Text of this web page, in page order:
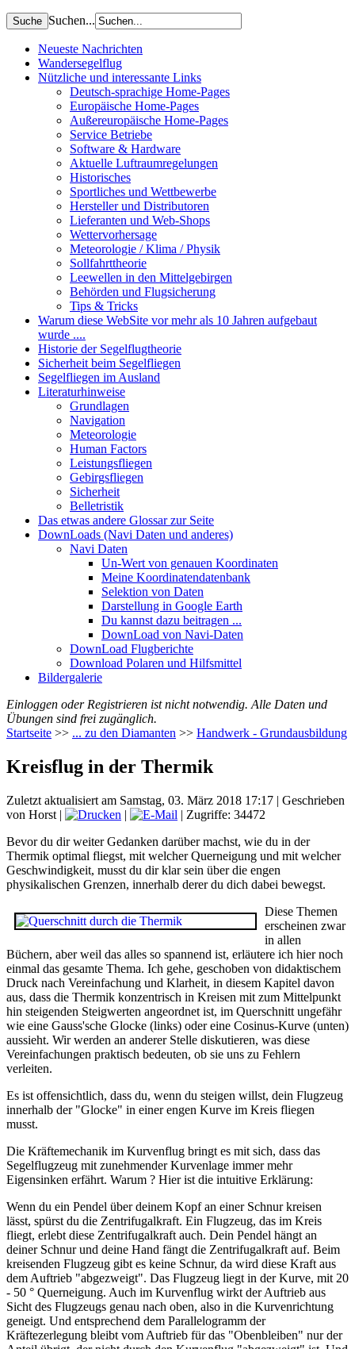
Suchen...
Neueste Nachrichten
Wandersegelflug
Nützliche und interessante Links
Deutsch-sprachige Home-Pages
Europäische Home-Pages
Außereuropäische Home-Pages
Service Betriebe
Software & Hardware
Aktuelle Luftraumregelungen
Historisches
Sportliches und Wettbewerbe
Hersteller und Distributoren
Lieferanten und Web-Shops
Wettervorhersage
Meteorologie / Klima / Physik
Sollfahrttheorie
Leewellen in den Mittelgebirgen
Behörden und Flugsicherung
Tips & Tricks
Warum diese WebSite vor mehr als 10 Jahren aufgebaut
wurde ....
Historie der Segelflugtheorie
Sicherheit beim Segelfliegen
Segelfliegen im Ausland
Literaturhinweise
Grundlagen
Navigation
Meteorologie
Human Factors
Leistungsfliegen
Gebirgsfliegen
Sicherheit
Belletristik
Das etwas andere Glossar zur Seite
DownLoads (Navi Daten und anderes)
Navi Daten
Un-Wert von genauen Koordinaten
Meine Koordinatendatenbank
Selektion von Daten
Darstellung in Google Earth
Du kannst dazu beitragen ...
DownLoad von Navi-Daten
DownLoad Flugberichte
Download Polaren und Hilfsmittel
Bildergalerie
Einloggen oder Registrieren ist nicht notwendig. Alle Daten und
Übungen sind frei zugänglich.
Startseite >> ... zu den Diamanten >> Handwerk - Grundausbildung
Kreisflug in der Thermik
Zuletzt aktualisiert am Samstag, 03. März 2018 17:17 | Geschrieben
von Horst | |
| Zugriffe: 34472
Bevor du dir weiter Gedanken darüber machst, wie du in der
Thermik optimal fliegst, mit welcher Querneigung und mit welcher
Geschwindigkeit, musst du dir klar sein über die engen
physikalischen Grenzen, innerhalb derer du dich dabei bewegst.
Diese Themen
erscheinen zwar
in allen
Büchern, aber weil das alles so spannend ist, erläutere ich hier noch
einmal das gesamte Thema. Ich gehe, geschoben von didaktischem
Druck nach Vereinfachung und Klarheit, in diesem Kapitel davon
aus, dass die Thermik konzentrisch in Kreisen mit zum Mittelpunkt
hin steigenden Steigwerten angeordnet ist, im Querschnitt ungefähr
wie eine Gauss'sche Glocke (links) oder eine Cosinus-Kurve (unten)
aussieht. Wir werden an anderer Stelle diskutieren, was diese
Vereinfachungen praktisch bedeuten, ob sie uns zu Fehlern
verleiten.
Es ist offensichtlich, dass du, wenn du steigen willst, dein Flugzeug
innerhalb der "Glocke" in einer engen Kurve im Kreis fliegen
musst.
Die Kräftemechanik im Kurvenflug bringt es mit sich, dass das
Segelflugzeug mit zunehmender Kurvenlage immer mehr
Eigensinken erfährt. Warum ? Hier ist die intuitive Erklärung:
Wenn du ein Pendel über deinem Kopf an einer Schnur kreisen
lässt, spürst du die Zentrifugalkraft. Ein Flugzeug, das im Kreis
fliegt, erlebt diese Zentrifugalkraft auch. Dein Pendel hängt an
deiner Schnur und deine Hand fängt die Zentrifugalkraft auf. Beim
kreisenden Flugzeug gibt es keine Schnur, da wird diese Kraft aus
dem Auftrieb "abgezweigt". Das Flugzeug liegt in der Kurve, mit 20
- 50 ° Querneigung. Auch im Kurvenflug wirkt der Auftrieb aus
Sicht des Flugzeugs genau nach oben, also in die Kurvenrichtung
geneigt. Und entsprechend dem Parallelogramm der
Kräftezerlegung bleibt vom Auftrieb für das "Obenbleiben" nur der